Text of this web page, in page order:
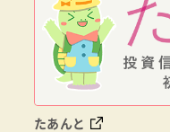
たあんと